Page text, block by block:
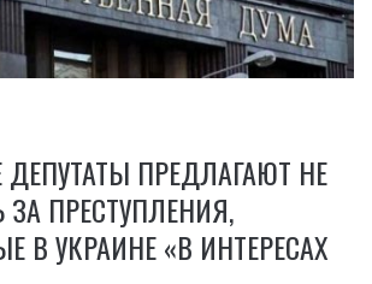
ПРЕДЛАГАЮТ НЕ
ПРЕСТУПЛЕНИЯ,
В УКРАИНЕ «В ИНТЕРЕСАХ